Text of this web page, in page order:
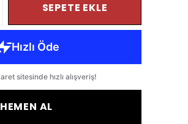
SEPETE EKLE
HEMEN AL